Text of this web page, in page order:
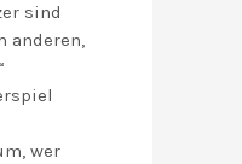
sind
anderen,
wer